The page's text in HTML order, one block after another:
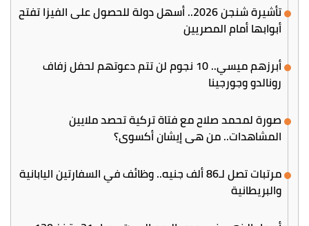
تأشيرة شنجن 2026.. أسهل دولة للحصول على الفيزا تفتح
أبوابها أمام المصريين
أبرزهم ميسي.. 10 نجوم لن تتم دعوتهم لحفل زفاف
رونالدو وجورجينا
صورة لمحمد صلاح مع فتاة تركية تحصد ملايين
المشاهدات.. من هي إيشان أكسوي؟
مرتبات تصل لـ86 ألف جنيه.. وظائف في السفارتين اليابانية
والبريطانية